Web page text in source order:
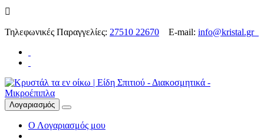

Τηλεφωνικές Παραγγελίες: 27510 22670 E-mail: info@kristal.gr
Λογαριασμός
Ο Λογαριασμός μου